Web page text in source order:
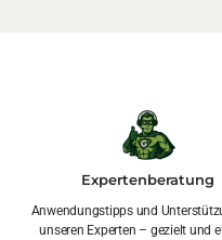
Expertenberatung
Anwendungstipps und
unseren Experten – gezielt und